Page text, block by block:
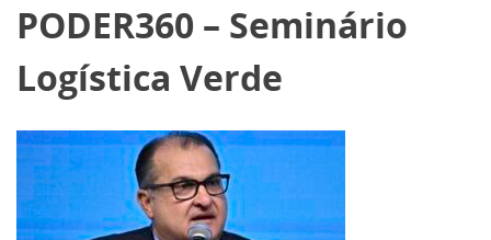
Cidades
Política
Nacional
Opinião
Informe especial
PODER360 – Seminário
Logística Verde